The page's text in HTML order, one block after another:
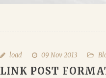
load 09 Nov 2013
LINK POST